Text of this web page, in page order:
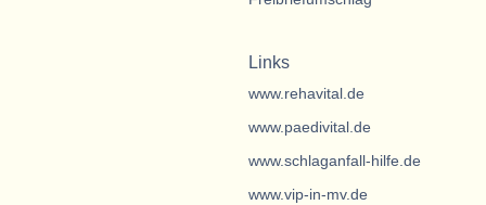
Links
www.rehavital.de
www.paedivital.de
www.schlaganfall-hilfe.de
www.vip-in-mv.de